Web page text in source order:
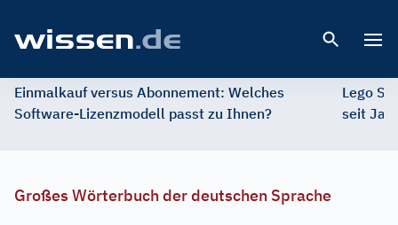
Einmalkauf versus Abonnement: Welches
Software-Lizenzmodell passt zu Ihnen?
Lego
seit
Großes Wörterbuch der deutschen Sprache